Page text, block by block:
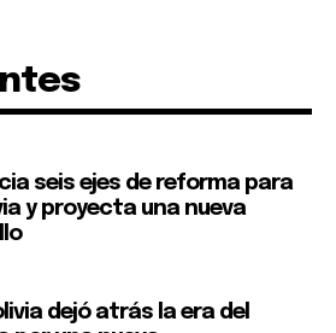
seis ejes de reforma para
y proyecta una nueva
dejó atrás la era del